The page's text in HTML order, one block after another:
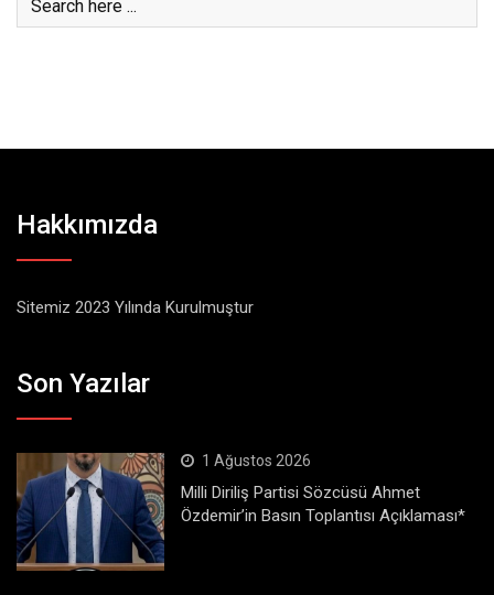
Hakkımızda
Sitemiz 2023 Yılında Kurulmuştur
Son Yazılar
1 Ağustos 2026
Milli Diriliş Partisi Sözcüsü Ahmet
Özdemir’in Basın Toplantısı Açıklaması*